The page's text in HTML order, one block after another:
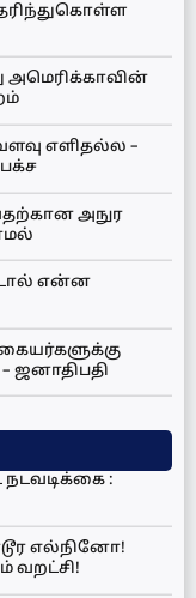
அமெரிக்காவின்
எளிதல்ல –
அநுர
என்ன
ஜனாதிபதி
நடவடிக்கை :
எல்நினோ!
வறட்சி!